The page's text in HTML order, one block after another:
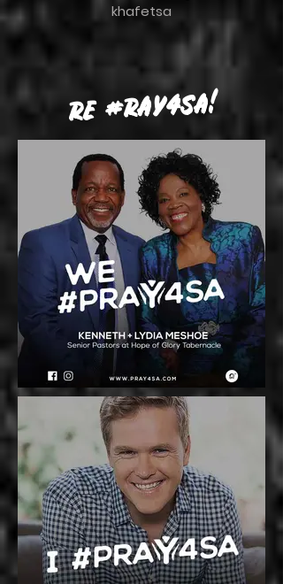
khafetsa
RE #RAY4SA!